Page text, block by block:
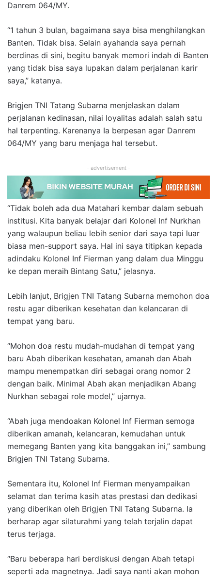
Danrem 064/MY.
“1 tahun 3 bulan, bagaimana saya bisa menghilangkan
Banten. Tidak bisa. Selain ayahanda saya pernah
berdinas di sini, begitu banyak memori indah di Banten
yang tidak bisa saya lupakan dalam perjalanan karir
saya,” katanya.
Brigjen TNI Tatang Subarna menjelaskan dalam
perjalanan kedinasan, nilai loyalitas adalah salah satu
hal terpenting. Karenanya Ia berpesan agar Danrem
064/MY yang baru menjaga hal tersebut.
- advertisement -
“Tidak boleh ada dua Matahari kembar dalam sebuah
institusi. Kita banyak belajar dari Kolonel Inf Nurkhan
yang walaupun beliau lebih senior dari saya tapi luar
biasa men-support saya. Hal ini saya titipkan kepada
adindaku Kolonel Inf Fierman yang dalam dua Minggu
ke depan meraih Bintang Satu,” jelasnya.
Lebih lanjut, Brigjen TNI Tatang Subarna memohon doa
restu agar diberikan kesehatan dan kelancaran di
tempat yang baru.
“Mohon doa restu mudah-mudahan di tempat yang
baru Abah diberikan kesehatan, amanah dan Abah
mampu menempatkan diri sebagai orang nomor 2
dengan baik. Minimal Abah akan menjadikan Abang
Nurkhan sebagai role model,” ujarnya.
“Abah juga mendoakan Kolonel Inf Fierman semoga
diberikan amanah, kelancaran, kemudahan untuk
memegang Banten yang kita banggakan ini,” sambung
Brigjen TNI Tatang Subarna.
Sementara itu, Kolonel Inf Fierman menyampaikan
selamat dan terima kasih atas prestasi dan dedikasi
yang diberikan oleh Brigjen TNI Tatang Subarna. Ia
berharap agar silaturahmi yang telah terjalin dapat
terus terjaga.
“Baru beberapa hari berdiskusi dengan Abah tetapi
seperti ada magnetnya. Jadi saya nanti akan mohon